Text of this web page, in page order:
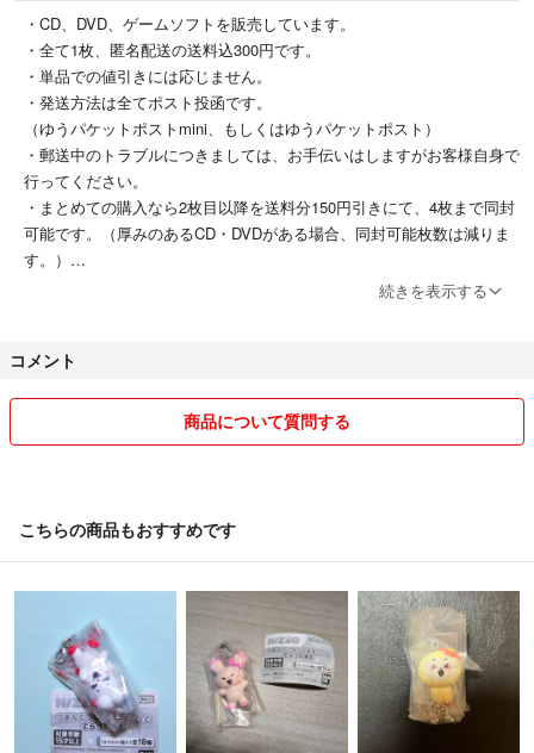
・CD、DVD、ゲームソフトを販売しています。
・全て1枚、匿名配送の送料込300円です。
・単品での値引きには応じません。
・発送方法は全てポスト投函です。
（ゆうパケットポストmini、もしくはゆうパケットポスト）
・郵送中のトラブルにつきましては、お手伝いはしますがお客様自身で
行ってください。
・まとめての購入なら2枚目以降を送料分150円引きにて、4枚まで同封
可能です。（厚みのあるCD・DVDがある場合、同封可能枚数は減りま
す。）
・まとめ買いの際は、必ず購入前に商品名の最初に有る番号をコメント
2枚 450円
・商品は再生確認してませんが、大きなキズ、大きなヒビや割れ、大き
1、新品
2、綺麗（全体的にスレキズは有るものの綺麗）
・綺麗でも音トビ等有るかもしれません。（基本ノークレーム、ノーリ
ターンです。）
・出品時には気付かなかったキズ、写真に映りきらないキズ、ヒビや割
れ、汚れ等有るかもしれません。
・商品説明はバーコードで出たもの、AIで出たもの、写真検索で出たも
続きを表示する
コメント
商品について質問する
こちらの商品もおすすめです